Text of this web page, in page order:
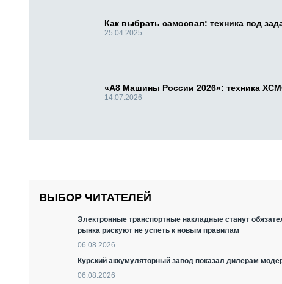
Как выбрать самосвал: техника под
25.04.2025
«А8 Машины России 2026»: техника
14.07.2026
ВЫБОР ЧИТАТЕЛЕЙ
Электронные транспортные накладные станут
рынка рискуют не успеть к новым правилам
06.08.2026
Курский аккумуляторный завод показал дилерам
06.08.2026